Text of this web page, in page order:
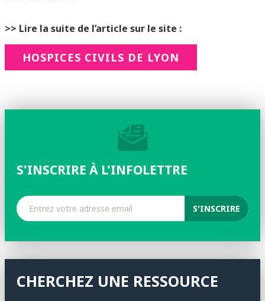
>> Lire la suite de l’article sur le site :
HOSPICES CIVILS DE LYON
S'INSCRIRE À L'INFOLETTRE
CHERCHEZ UNE RESSOURCE